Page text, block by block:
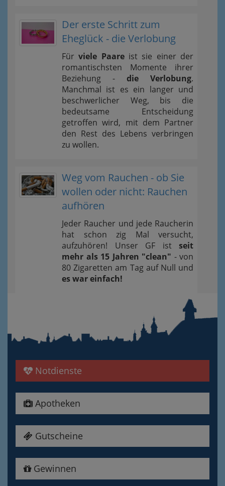
Der erste Schritt zum
Eheglück - die Verlobung
Fürviele Paareist sie einer der
romantischsten Momente ihrer
Beziehung - die Verlobung.
Manchmal ist es ein langer und
beschwerlicher Weg, bis die
bedeutsame Entscheidung
getroffen wird, mit dem Partner
den Rest des Lebens verbringen
zu wollen.
Weg vom Rauchen - ob Sie
wollen oder nicht: Rauchen
aufhören
Jeder Raucher und jede Raucherin
hat schon zig Mal versucht,
aufzuhören! Unser GF ist seit
mehr als 15 Jahren "clean" - von
80 Zigaretten am Tag auf Null und
es war einfach!
Notdienste
Apotheken
Gutscheine
Gewinnen